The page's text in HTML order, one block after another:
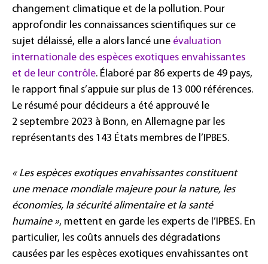
changement climatique et de la pollution. Pour
approfondir les connaissances scientifiques sur ce
sujet délaissé, elle a alors lancé une évaluation
internationale des espèces exotiques envahissantes
et de leur contrôle. Élaboré par 86 experts de 49 pays,
le rapport final s’appuie sur plus de 13 000 références.
Le résumé pour décideurs a été approuvé le
2 septembre 2023 à Bonn, en Allemagne par les
représentants des 143 États membres de l’IPBES.
« Les espèces exotiques envahissantes constituent
une menace mondiale majeure pour la nature, les
économies, la sécurité alimentaire et la santé
humaine », mettent en garde les experts de l’IPBES. En
particulier, les coûts annuels des dégradations
causées par les espèces exotiques envahissantes ont